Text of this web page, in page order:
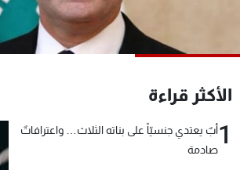
الأكثر قراءة
1أبٌ يعتدي جنسيّاً على بناته الثلاث… واعترافاتٌ
صادمة
جدول البرامج
شاهد البرامج
عن MTV
الإنـتـاج
وظائف
شروط الإسـتخدام